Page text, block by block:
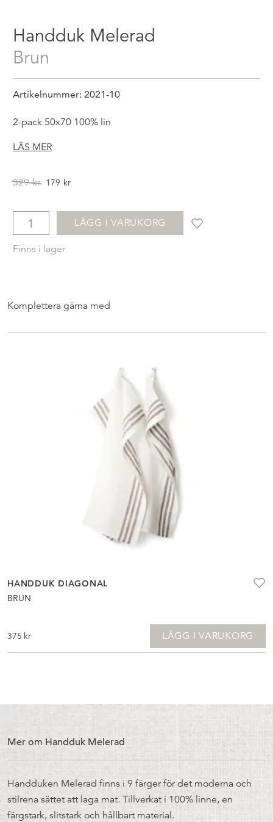
Handduk Melerad
brun
Artikelnummer: 2021-10
2-pack 50x70 100% lin
LÄS MER
329 kr
329kr.
179 kr
är:
179kr.
LÄGG I VARUKORG
Finns i lager
Komplettera gärna med
HANDDUK DIAGONAL
BRUN
375 kr LÄGG I VARUKORG
Mer om Handduk Melerad
Handduken Melerad finns i 9 färger för det moderna och
stilrena sättet att laga mat. Tillverkat i 100% linne, en
färgstark, slitstark och hållbart material.